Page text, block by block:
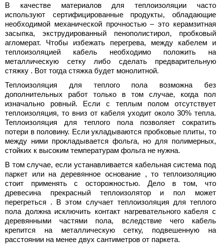
В качестве материалов для теплоизоляции часто
используют сертифицированные продукты, обладающие
необходимой механической прочностью – это керамзитная
засыпка, экструдированный пенополистирол, пробковый
агломерат. Чтобы избежать перегрева, между кабелем и
теплоизоляцией кабель необходимо положить на
металлическую сетку либо сделать предварительную
стяжку . Вот тогда стяжка будет монолитной.
Теплоизоляция для теплого пола возможна без
дополнительных работ только в том случае, когда пол
изначально ровный. Если с теплым полом отсутствует
теплоизоляция, то вниз от кабеля уходит около 30% тепла.
Теплоизоляция для теплого пола позволяет сократить
потери в половину. Если укладываются пробковые плиты, то
между ними прокладывается фольга, но для полимерных,
стойких к высоким температурам фольга не нужна.
В том случае, если устанавливается кабельная система под
паркет или на деревянное основание , то теплоизоляцию
стоит применять с осторожностью. Дело в том, что
древесина прекрасный теплоизолятор и пол может
перегреться . В этом случает теплоизоляция для теплого
пола должна исключить контакт нагревательного кабеля с
деревянными частями пола, вследствие чего кабель
крепится на металлическую сетку, подвешенную на
расстоянии на менее двух сантиметров от паркета.